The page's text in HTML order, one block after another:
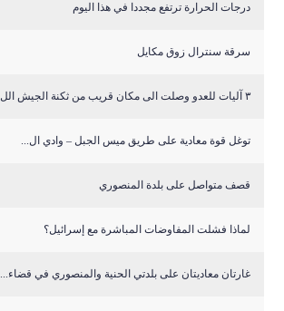
درجات الحرارة ترتفع مجددا في هذا اليوم
سرقة سنترال زوق مكايل
٣ آليات للعدو وصلت الى مكان قريب من ثكنة الجيش الل...
توغل قوة معادية على طريق ميس الجبل – وادي ال...
قصف متواصل على بلدة المنصوري
لماذا فشلت المفاوضات المباشرة مع إسرائيل؟
غارتان معاديتان على بلدتي الحنية والمنصوري في قضاء...